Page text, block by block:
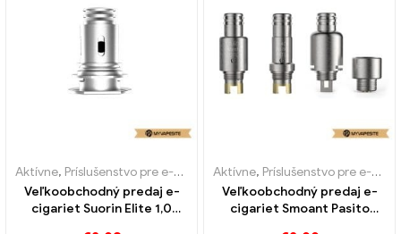
Aktívne, Príslušenstvo pre e-cigarety ,Výparník
Veľkoobchodný predaj e-
cigariet Suorin Elite 1,0
Aktívne, Príslušenstvo pre e-cigarety
Veľkoobchodný predaj e-
cigariet Smoant Pasito